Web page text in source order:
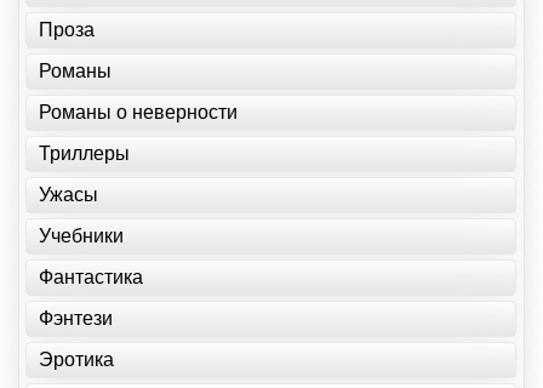
Проза
Романы
Романы о неверности
Триллеры
Ужасы
Учебники
Фантастика
Фэнтези
Эротика